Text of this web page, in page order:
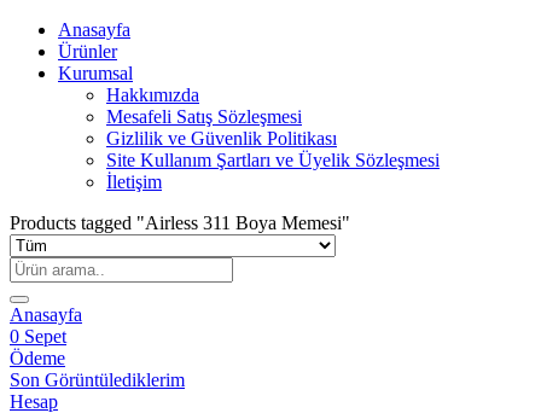
Anasayfa
Ürünler
Kurumsal
Hakkımızda
Mesafeli Satış Sözleşmesi
Gizlilik ve Güvenlik Politikası
Site Kullanım Şartları ve Üyelik Sözleşmesi
İletişim
Products tagged "Airless 311 Boya Memesi"
Anasayfa
0 Sepet
Ödeme
Son Görüntülediklerim
Hesap